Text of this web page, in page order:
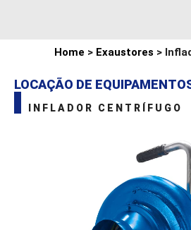
Home > Exaustores >
LOCAÇÃO DE
INFLADOR CENTRÍFUGO